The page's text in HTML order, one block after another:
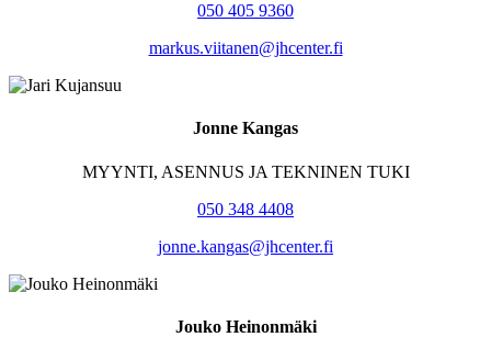
050 405 9360
markus.viitanen@jhcenter.fi
Jonne Kangas
MYYNTI, ASENNUS JA TEKNINEN TUKI
050 348 4408
jonne.kangas@jhcenter.fi
Jouko Heinonmäki